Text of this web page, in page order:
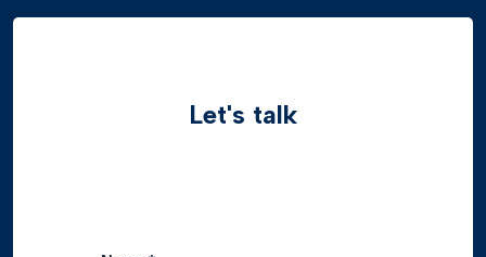
Let's talk